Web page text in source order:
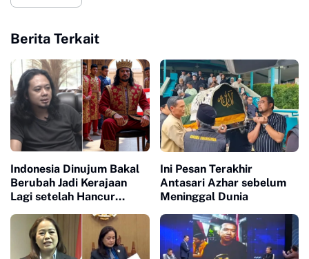
Berita Terkait
Indonesia Dinujum Bakal
Berubah Jadi Kerajaan
Lagi setelah Hancur
Ini Pesan Terakhir
Antasari Azhar sebelum
Meninggal Dunia